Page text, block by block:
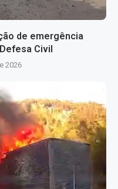
de emergência
Civil
2026